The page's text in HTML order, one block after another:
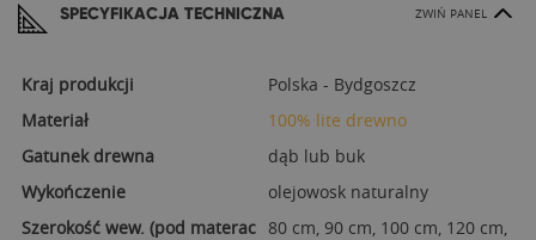
SPECYFIKACJA TECHNICZNA ZWIŃ PANEL
Kraj produkcji
Polska - Bydgoszcz
Materiał
100% lite drewno
Gatunek drewna
dąb lub buk
Wykończenie
olejowosk naturalny
Szerokość wew. (pod materac 80 cm, 90 cm, 100 cm, 120 cm,